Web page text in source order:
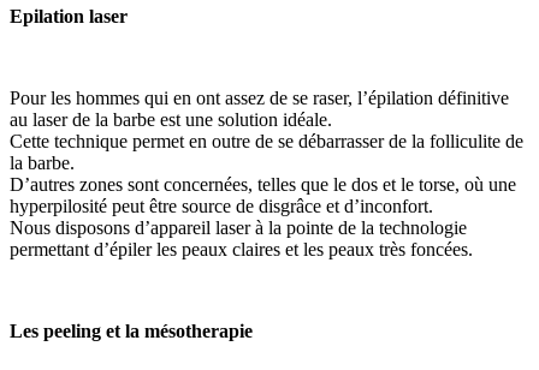
Epilation laser
Pour les hommes qui en ont assez de se raser, l’épilation définitive
au laser de la barbe est une solution idéale.
Cette technique permet en outre de se débarrasser de la folliculite de
la barbe.
D’autres zones sont concernées, telles que le dos et le torse, où une
hyperpilosité peut être source de disgrâce et d’inconfort.
Nous disposons d’appareil laser à la pointe de la technologie
permettant d’épiler les peaux claires et les peaux très foncées.
Les peeling et la mésotherapie